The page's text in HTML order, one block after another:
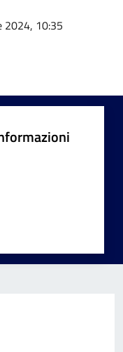
2024, 10:35